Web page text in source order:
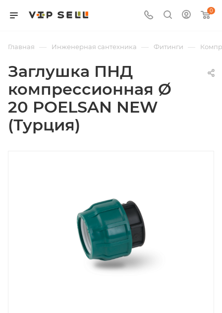
0
Главная — Инженерная сантехника — Фитинги —
Заглушка ПНД
компрессионная Ø
20 POELSAN NEW
(Турция)